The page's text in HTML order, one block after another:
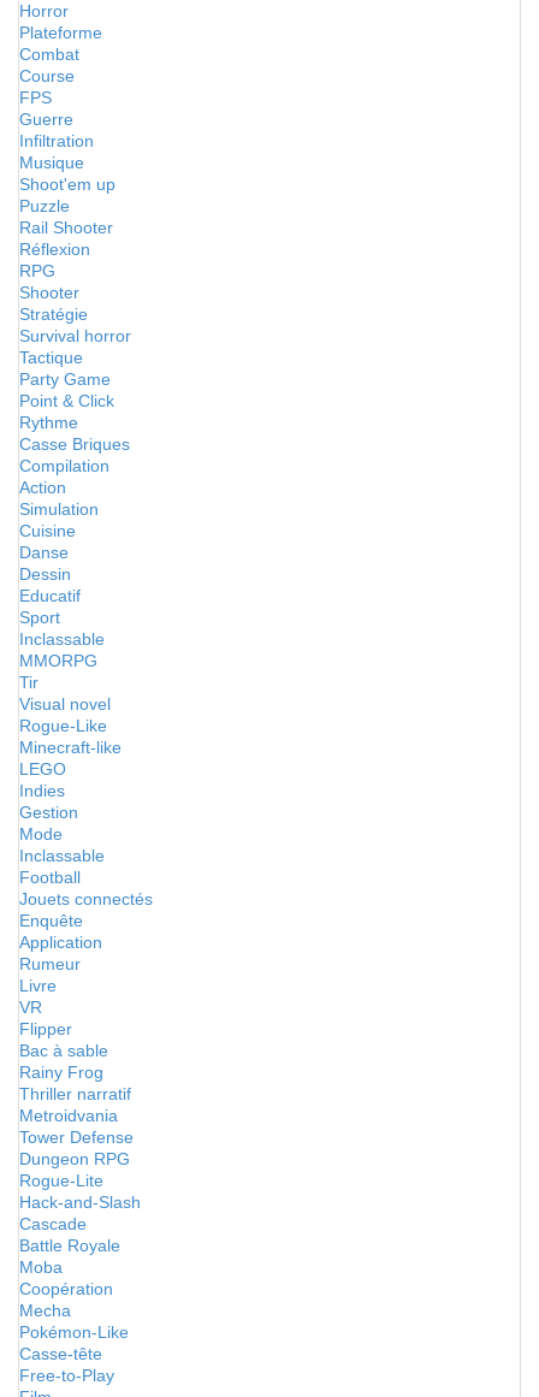
Horror
Plateforme
Combat
Course
FPS
Guerre
Infiltration
Musique
Shoot'em up
Puzzle
Rail Shooter
Réflexion
RPG
Shooter
Stratégie
Survival horror
Tactique
Party Game
Point & Click
Rythme
Casse Briques
Compilation
Action
Simulation
Cuisine
Danse
Dessin
Educatif
Sport
Inclassable
MMORPG
Tir
Visual novel
Rogue-Like
Minecraft-like
LEGO
Indies
Gestion
Mode
Inclassable
Football
Jouets connectés
Enquête
Application
Rumeur
Livre
VR
Flipper
Bac à sable
Rainy Frog
Thriller narratif
Metroidvania
Tower Defense
Dungeon RPG
Rogue-Lite
Hack-and-Slash
Cascade
Battle Royale
Moba
Coopération
Mecha
Pokémon-Like
Casse-tête
Free-to-Play